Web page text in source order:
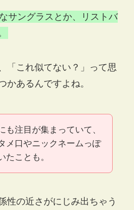
サングラスとか、リストバ
「これ似てない？」って思
かあるんですよね。
も注目が集まっていて、
メ口やニックネームっぽ
たことも。
性の近さがにじみ出ちゃう